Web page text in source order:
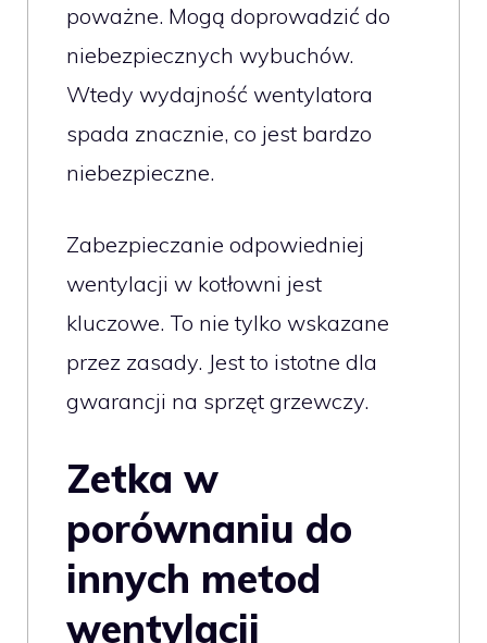
poważne. Mogą doprowadzić do
niebezpiecznych wybuchów.
Wtedy wydajność wentylatora
spada znacznie, co jest bardzo
niebezpieczne.
Zabezpieczanie odpowiedniej
wentylacji w kotłowni jest
kluczowe. To nie tylko wskazane
przez zasady. Jest to istotne dla
gwarancji na sprzęt grzewczy.
Zetka w
porównaniu do
innych metod
wentylacji